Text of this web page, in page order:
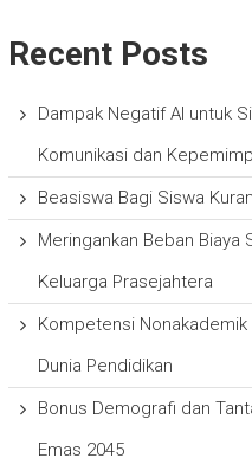
Recent Posts
Dampak Negatif AI untuk
Komunikasi dan
Beasiswa Bagi Siswa
Meringankan Beban Biaya
Keluarga Prasejahtera
Kompetensi
Dunia Pendidikan
Bonus Demografi dan
Emas 2045